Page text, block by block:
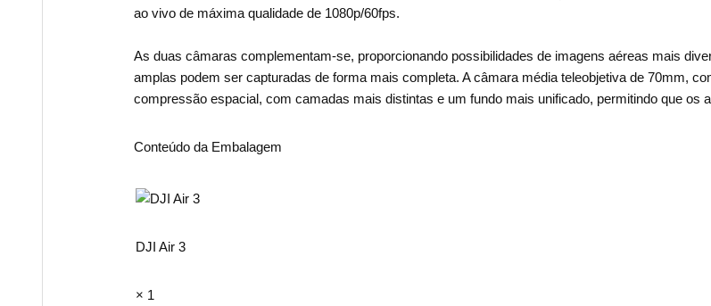
ao vivo de máxima qualidade de 1080p/60fps.
As duas câmaras complementam-se, proporcionando possibilidades de imagens aéreas mais
amplas podem ser capturadas de forma mais completa. A câmara média teleobjetiva de 70mm,
compressão espacial, com camadas mais distintas e um fundo mais unificado, permitindo que
Conteúdo da Embalagem
DJI Air 3
× 1